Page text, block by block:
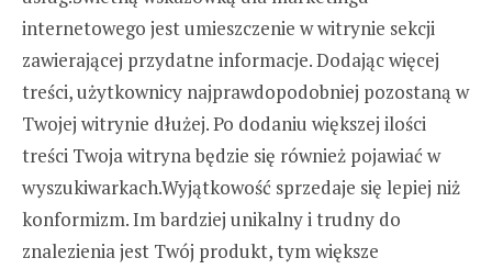
internetowego jest umieszczenie w witrynie sekcji
zawierającej przydatne informacje. Dodając więcej
treści, użytkownicy najprawdopodobniej pozostaną w
Twojej witrynie dłużej. Po dodaniu większej ilości
treści Twoja witryna będzie się również pojawiać w
wyszukiwarkach.Wyjątkowość sprzedaje się lepiej niż
konformizm. Im bardziej unikalny i trudny do
znalezienia jest Twój produkt, tym większe